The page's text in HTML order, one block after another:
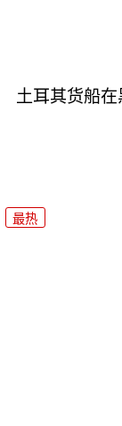
土耳其货船
最热